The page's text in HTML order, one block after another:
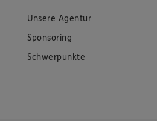
Unsere Agentur
Sponsoring
Schwerpunkte